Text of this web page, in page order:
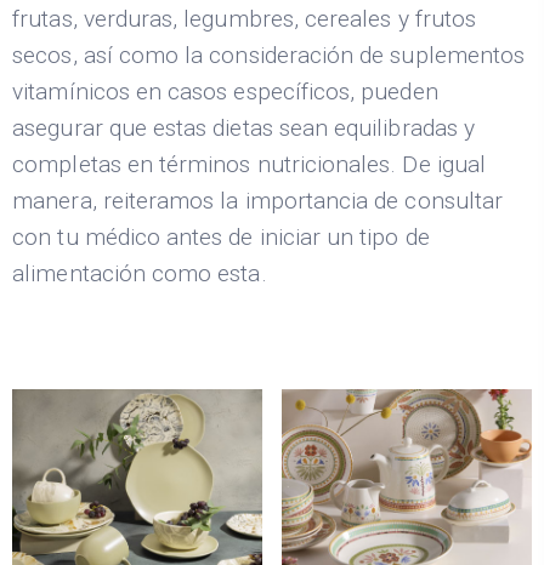
frutas, verduras, legumbres, cereales y frutos
secos, así como la consideración de suplementos
vitamínicos en casos específicos, pueden
asegurar que estas dietas sean equilibradas y
completas en términos nutricionales. De igual
manera, reiteramos la importancia de consultar
con tu médico antes de iniciar un tipo de
alimentación como esta.